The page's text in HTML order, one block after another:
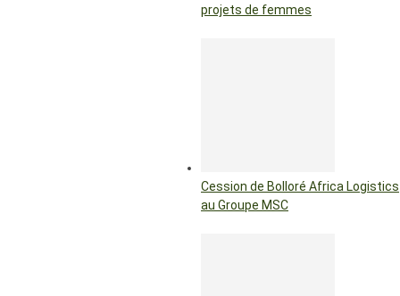
projets de femmes
Cession de Bolloré Africa Logistics
au Groupe MSC